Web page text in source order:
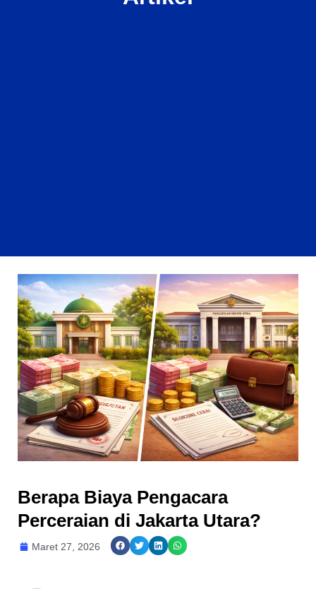
Berapa Biaya Pengacara
Perceraian di Jakarta Utara?
Maret 27, 2026